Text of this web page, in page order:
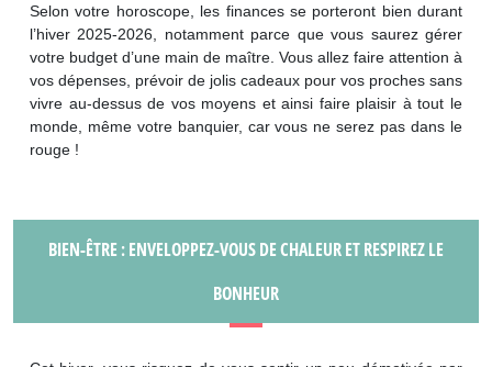
Selon votre horoscope, les finances se porteront bien durant
l’hiver 2025-2026, notamment parce que vous saurez gérer
votre budget d’une main de maître. Vous allez faire attention à
vos dépenses, prévoir de jolis cadeaux pour vos proches sans
vivre au-dessus de vos moyens et ainsi faire plaisir à tout le
monde, même votre banquier, car vous ne serez pas dans le
rouge !
BIEN-ÊTRE : ENVELOPPEZ-VOUS DE CHALEUR ET RESPIREZ LE
BONHEUR